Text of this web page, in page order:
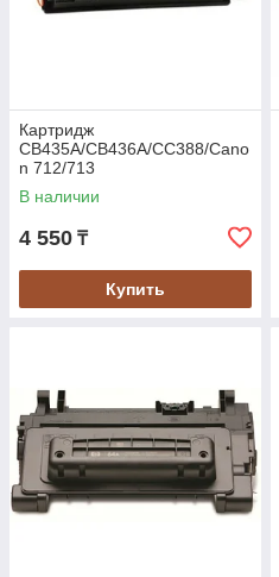
Картридж
CB435A/CB436A/CC388/Cano
n 712/713
В наличии
4 550 ₸
Купить